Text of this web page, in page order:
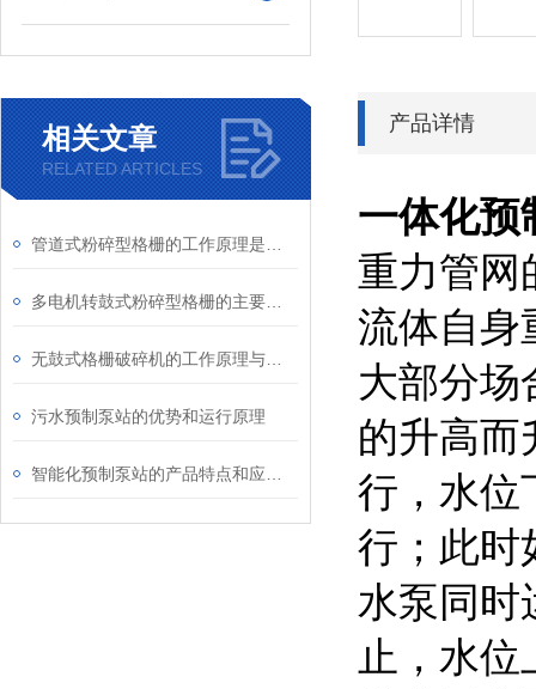
相关文章
RELATED ARTICLES
污水预制泵站的优势和运行原理
产品详情
一体化
重力管网
流体自身
大部分场
的升高而
行，水位
行；此时
水泵同时
止，水